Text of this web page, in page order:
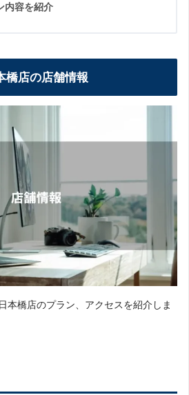
内容を紹介
橋店の店舗情報
本橋店のプラン、アクセスを紹介しま